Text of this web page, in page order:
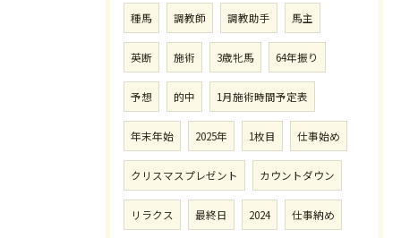
種馬 調教師 調教助手 馬主
英断 施術 3歳牝馬 64年振り
予想 的中 1月施術時間予定表
年末年始 2025年 1枚目 仕事始め
クリスマスプレゼント カウントダウン
リラクス 最終日 2024 仕事納め